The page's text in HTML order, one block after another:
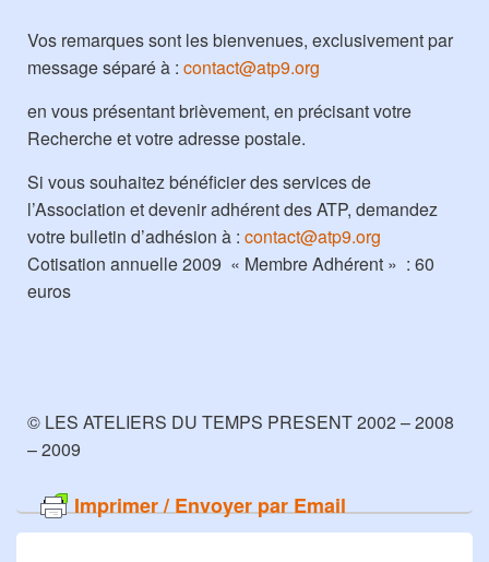
Vos remarques sont les bienvenues, exclusivement par
message séparé à : contact@atp9.org
en vous présentant brièvement, en précisant votre
Recherche et votre adresse postale.
Si vous souhaitez bénéficier des services de
l’Association et devenir adhérent des ATP, demandez
votre bulletin d’adhésion à : contact@atp9.org
Cotisation annuelle 2009 « Membre Adhérent » : 60
euros
© LES ATELIERS DU TEMPS PRESENT 2002 – 2008
– 2009
Imprimer / Envoyer par Email